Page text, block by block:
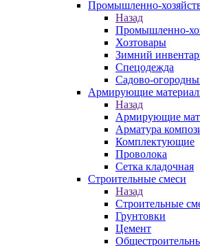
Промышленно-
Назад
Промышленно-
Хозтовары
Зимний
Спецодежда
Садово-
Армирующие
Назад
Армирующие
Арматура
Комплектующие
Проволока
Сетка кладочная
Строительные смеси
Назад
Строительные
Грунтовки
Цемент